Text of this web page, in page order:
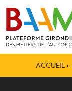
ACCUEIL »